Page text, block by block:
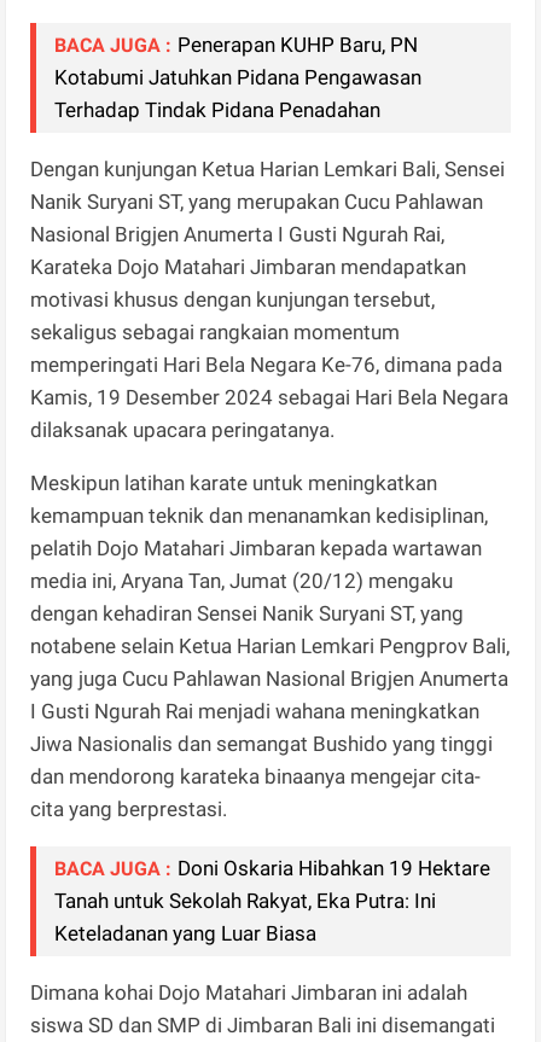
BACA JUGA : Penerapan KUHP Baru, PN
Kotabumi Jatuhkan Pidana Pengawasan
Terhadap Tindak Pidana Penadahan
Dengan kunjungan Ketua Harian Lemkari Bali, Sensei
Nanik Suryani ST, yang merupakan Cucu Pahlawan
Nasional Brigjen Anumerta I Gusti Ngurah Rai,
Karateka Dojo Matahari Jimbaran mendapatkan
motivasi khusus dengan kunjungan tersebut,
sekaligus sebagai rangkaian momentum
memperingati Hari Bela Negara Ke-76, dimana pada
Kamis, 19 Desember 2024 sebagai Hari Bela Negara
dilaksanak upacara peringatanya.
Meskipun latihan karate untuk meningkatkan
kemampuan teknik dan menanamkan kedisiplinan,
pelatih Dojo Matahari Jimbaran kepada wartawan
media ini, Aryana Tan, Jumat (20/12) mengaku
dengan kehadiran Sensei Nanik Suryani ST, yang
notabene selain Ketua Harian Lemkari Pengprov Bali,
yang juga Cucu Pahlawan Nasional Brigjen Anumerta
I Gusti Ngurah Rai menjadi wahana meningkatkan
Jiwa Nasionalis dan semangat Bushido yang tinggi
dan mendorong karateka binaanya mengejar cita-
cita yang berprestasi.
BACA JUGA : Doni Oskaria Hibahkan 19 Hektare
Tanah untuk Sekolah Rakyat, Eka Putra: Ini
Keteladanan yang Luar Biasa
Dimana kohai Dojo Matahari Jimbaran ini adalah
siswa SD dan SMP di Jimbaran Bali ini disemangati